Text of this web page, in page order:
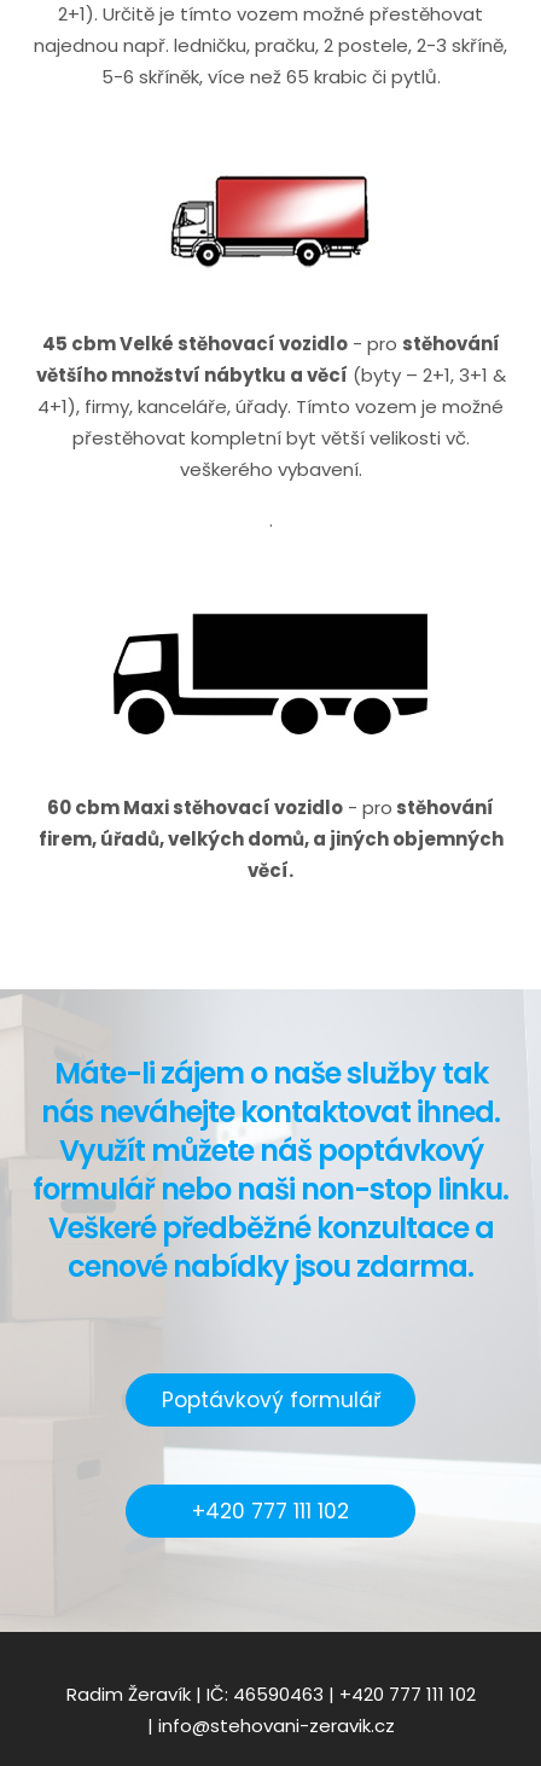
2+1). Určitě je tímto vozem možné přestěhovat
najednou např. ledničku, pračku, 2 postele, 2-3 skříně,
5-6 skříněk, více než 65 krabic či pytlů.
45 cbm Velké stěhovací vozidlo- pro stěhování
většího množství nábytku a věcí (byty – 2+1, 3+1 &
4+1), firmy, kanceláře, úřady. Tímto vozem je možné
přestěhovat kompletní byt větší velikosti vč.
veškerého vybavení.
.
60 cbm Maxi stěhovací vozidlo - pro stěhování
firem, úřadů, velkých domů, a jiných objemných
věcí.
Máte-li zájem o naše služby tak
nás neváhejte kontaktovat ihned.
Využít můžete náš poptávkový
formulář nebo naši non-stop linku.
Veškeré předběžné konzultace a
cenové nabídky jsou zdarma.
Poptávkový formulář
+420 777 111 102
Radim Žeravík | IČ: 46590463 | +420 777 111 102
| info@stehovani-zeravik.cz